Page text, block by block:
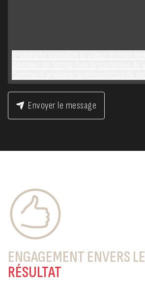
Envoyer le message
ENGAGEMENT ENVERS LE
RÉSULTAT